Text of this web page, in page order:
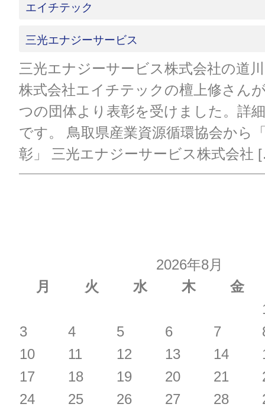
エイチテック
三光エナジーサービス
三光エナジーサービス株式会社の道
株式会社エイチテックの檀上修さん
つの団体より表彰を受けました。詳
です。 鳥取県産業資源循環協会から
彰」 三光エナジーサービス株式会社
2026年8月
月
火 水 木
金
3
4 5 6 7
10
11 12 13 14
17
18 19 20 21
24
25 26 27 28